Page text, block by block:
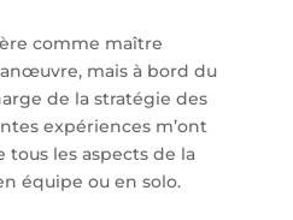
comme maître
mais à bord du
de la stratégie des
expériences m’ont
les aspects de la
équipe ou en solo.